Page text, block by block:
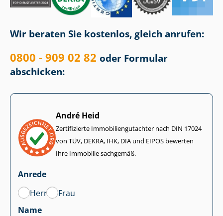
Wir beraten Sie kostenlos, gleich anrufen:
0800 - 909 02 82 oder Formular
abschicken:
André Heid
Zertifizierte Im­mo­bi­li­en­gut­ach­ter nach DIN 17024
von TÜV, DEKRA, IHK, DIA und EIPOS bewerten
Ihre Immobilie sachgemäß.
Anrede
Herr
Frau
Name